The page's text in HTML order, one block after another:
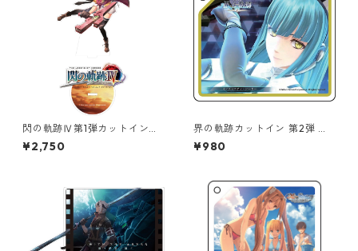
閃の軌跡Ⅳ第1弾カットインイ
ラストオーロラアクリルスタ
ンド
¥2,750
界の軌跡カットイン 第2弾 極
厚アクリルキーチェーン
¥980